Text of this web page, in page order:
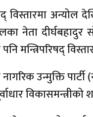
विस्तारमा
नेता दीर्घबहादुर
मन्त्रिपरिषद्
उन्मुक्ति
विकासमन्त्रीको